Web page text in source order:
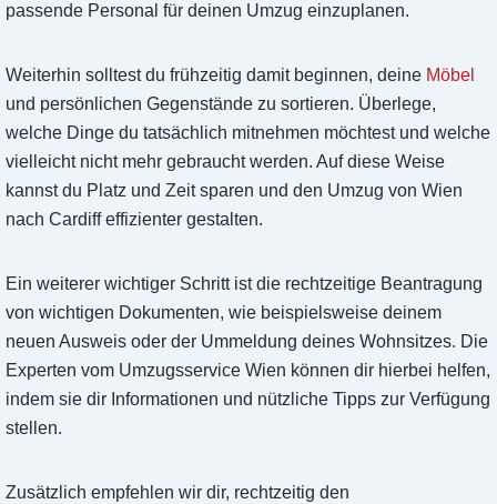
passende Personal für deinen Umzug einzuplanen.
Weiterhin solltest du frühzeitig damit beginnen, deine Möbel
und persönlichen Gegenstände zu sortieren. Überlege,
welche Dinge du tatsächlich mitnehmen möchtest und welche
vielleicht nicht mehr gebraucht werden. Auf diese Weise
kannst du Platz und Zeit sparen und den Umzug von Wien
nach Cardiff effizienter gestalten.
Ein weiterer wichtiger Schritt ist die rechtzeitige Beantragung
von wichtigen Dokumenten, wie beispielsweise deinem
neuen Ausweis oder der Ummeldung deines Wohnsitzes. Die
Experten vom Umzugsservice Wien können dir hierbei helfen,
indem sie dir Informationen und nützliche Tipps zur Verfügung
stellen.
Zusätzlich empfehlen wir dir, rechtzeitig den